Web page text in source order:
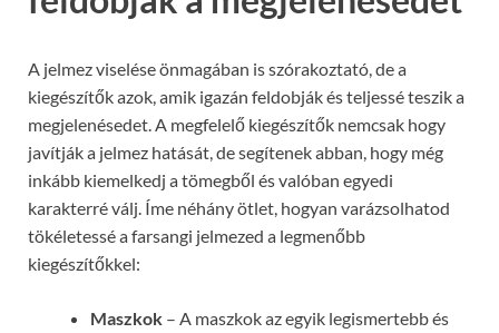
A jelmez viselése önmagában is szórakoztató, de a
kiegészítők azok, amik igazán feldobják és teljessé teszik a
megjelenésedet. A megfelelő kiegészítők nemcsak hogy
javítják a jelmez hatását, de segítenek abban, hogy még
inkább kiemelkedj a tömegből és valóban egyedi
karakterré válj. Íme néhány ötlet, hogyan varázsolhatod
tökéletessé a farsangi jelmezed a legmenőbb
kiegészítőkkel:
Maszkok – A maszkok az egyik legismertebb és